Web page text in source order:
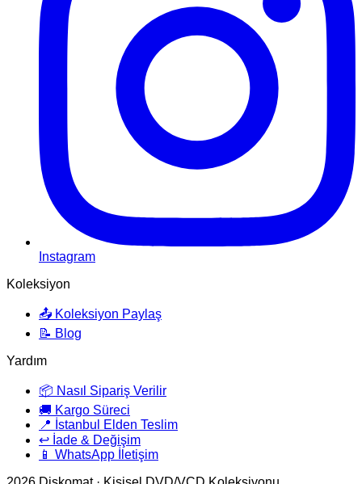
Instagram
Koleksiyon
📤 Koleksiyon Paylaş
📝 Blog
Yardım
📦 Nasıl Sipariş Verilir
🚚 Kargo Süreci
📍 İstanbul Elden Teslim
↩️ İade & Değişim
📱 WhatsApp İletişim